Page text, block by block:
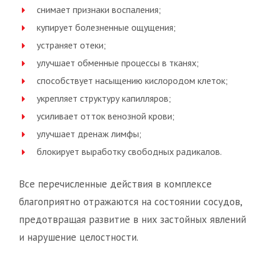
снимает признаки воспаления;
купирует болезненные ощущения;
устраняет отеки;
улучшает обменные процессы в тканях;
способствует насыщению кислородом клеток;
укрепляет структуру капилляров;
усиливает отток венозной крови;
улучшает дренаж лимфы;
блокирует выработку свободных радикалов.
Все перечисленные действия в комплексе
благоприятно отражаются на состоянии сосудов,
предотвращая развитие в них застойных явлений
и нарушение целостности.